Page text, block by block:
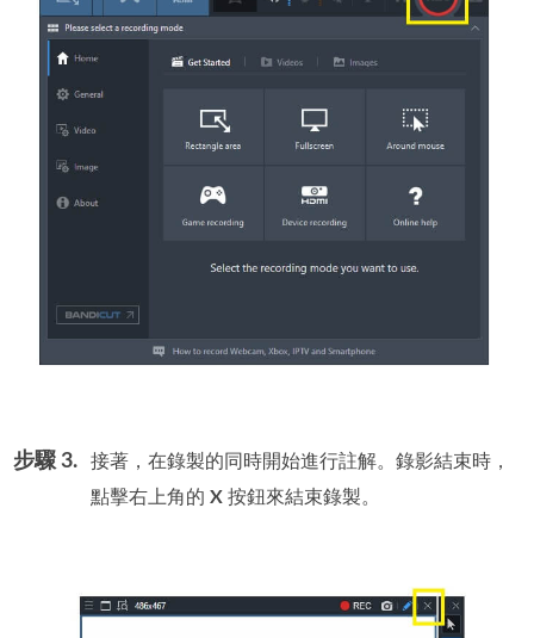
步驟 3.
接著，在錄製的同時開始進行註解。錄影結束時，
點擊右上角的X 按鈕來結束錄製。